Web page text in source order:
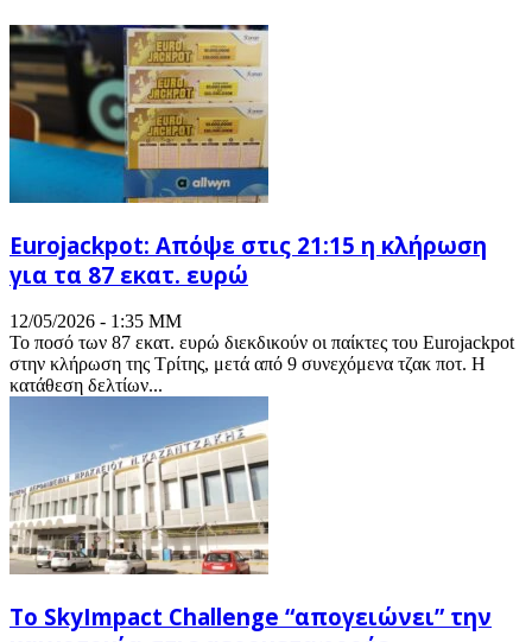
Eurojackpot: Απόψε στις 21:15 η κλήρωση
για τα 87 εκατ. ευρώ
12/05/2026 - 1:35 ΜΜ
Το ποσό των 87 εκατ. ευρώ διεκδικούν οι παίκτες του Eurojackpot
στην κλήρωση της Τρίτης, μετά από 9 συνεχόμενα τζακ ποτ. Η
κατάθεση δελτίων...
Το SkyImpact Challenge “απογειώνει” την